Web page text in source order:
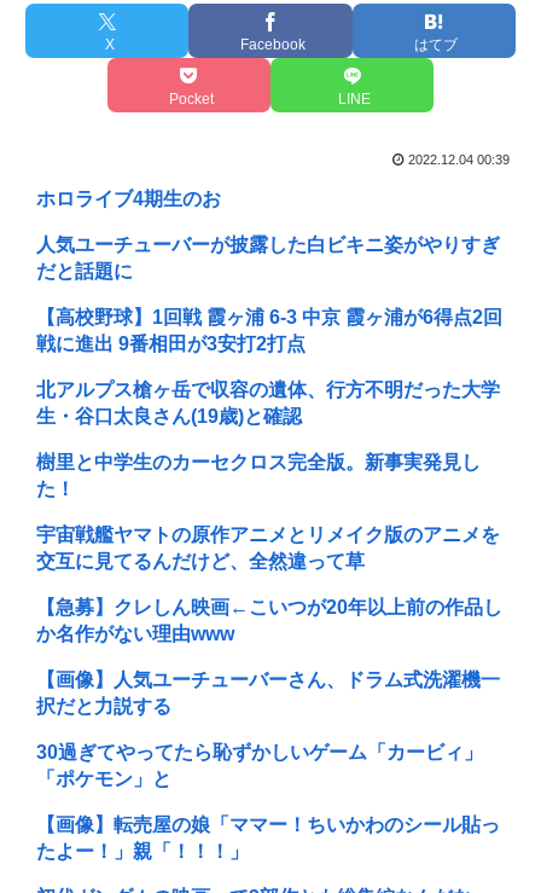
X Facebook はてブ
Pocket LINE
2022.12.04 00:39
ホロライブ4期生のお
人気ユーチューバーが披露した白ビキニ姿がやりすぎ
だと話題に
【高校野球】1回戦 霞ヶ浦 6-3 中京 霞ヶ浦が6得点2回
戦に進出 9番相田が3安打2打点
北アルプス槍ヶ岳で収容の遺体、行方不明だった大学
生・谷口太良さん(19歳)と確認
樹里と中学生のカーセクロス完全版。新事実発見し
た！
宇宙戦艦ヤマトの原作アニメとリメイク版のアニメを
交互に見てるんだけど、全然違って草
【急募】クレしん映画←こいつが20年以上前の作品し
か名作がない理由www
【画像】人気ユーチューバーさん、ドラム式洗濯機一
択だと力説する
30過ぎてやってたら恥ずかしいゲーム「カービィ」
「ポケモン」と
【画像】転売屋の娘「ママー！ちいかわのシール貼っ
たよー！」親「！！！」